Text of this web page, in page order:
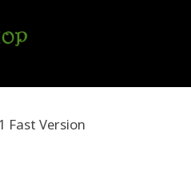
Fast Version